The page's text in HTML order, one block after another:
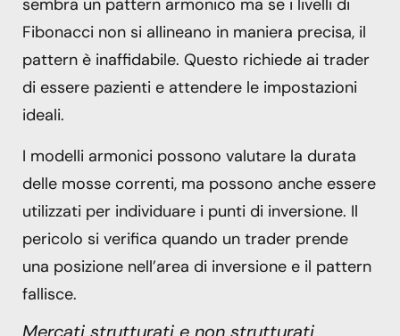
sembra un pattern armonico ma se i livelli di
Fibonacci non si allineano in maniera precisa, il
pattern è inaffidabile. Questo richiede ai trader
di essere pazienti e attendere le impostazioni
ideali.
I modelli armonici possono valutare la durata
delle mosse correnti, ma possono anche essere
utilizzati per individuare i punti di inversione. Il
pericolo si verifica quando un trader prende
una posizione nell’area di inversione e il pattern
fallisce.